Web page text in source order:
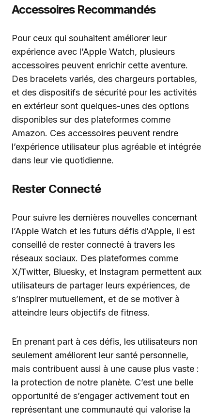
Accessoires Recommandés
Pour ceux qui souhaitent améliorer leur
expérience avec l’Apple Watch, plusieurs
accessoires peuvent enrichir cette aventure.
Des bracelets variés, des chargeurs portables,
et des dispositifs de sécurité pour les activités
en extérieur sont quelques-unes des options
disponibles sur des plateformes comme
Amazon. Ces accessoires peuvent rendre
l’expérience utilisateur plus agréable et intégrée
dans leur vie quotidienne.
Rester Connecté
Pour suivre les dernières nouvelles concernant
l’Apple Watch et les futurs défis d’Apple, il est
conseillé de rester connecté à travers les
réseaux sociaux. Des plateformes comme
X/Twitter, Bluesky, et Instagram permettent aux
utilisateurs de partager leurs expériences, de
s’inspirer mutuellement, et de se motiver à
atteindre leurs objectifs de fitness.
En prenant part à ces défis, les utilisateurs non
seulement améliorent leur santé personnelle,
mais contribuent aussi à une cause plus vaste :
la protection de notre planète. C’est une belle
opportunité de s’engager activement tout en
représentant une communauté qui valorise la